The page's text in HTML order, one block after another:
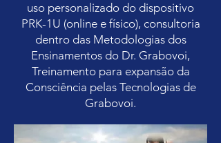
uso personalizado do dispositivo
PRK-1U (online e físico), consultoria
dentro das Metodologias dos
Ensinamentos do Dr. Grabovoi,
Treinamento para expansão da
Consciência pelas Tecnologias de
Grabovoi.